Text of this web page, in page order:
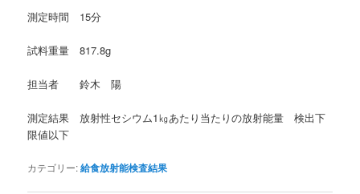
測定時間 15分
試料重量 817.8g
担当者 鈴木 陽
測定結果 放射性セシウム1㎏あたり当たりの放射能量 検出下
限値以下
カテゴリー:給食放射能検査結果